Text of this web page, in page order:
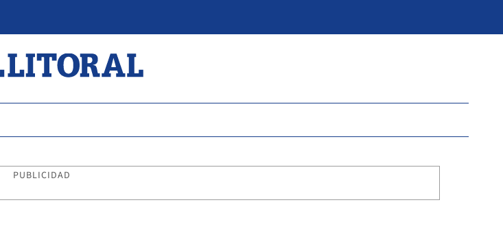
PUBLICIDAD